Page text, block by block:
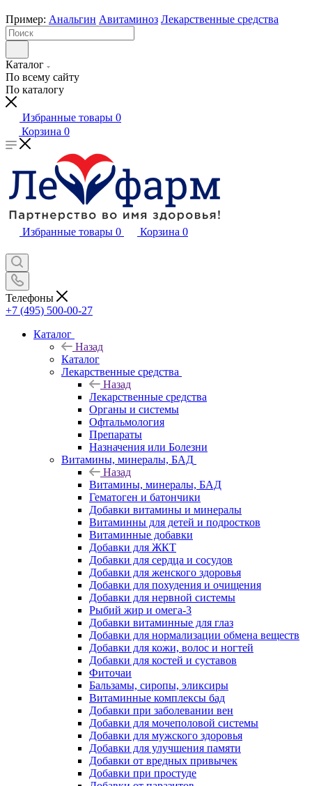
Пример: Анальгин Авитаминоз Лекарственные средства
Каталог
По всему сайту
По каталогу
Избранные товары 0
Корзина 0
Избранные товары 0 Корзина 0
Телефоны
+7 (495) 500-00-27
Каталог
Назад
Каталог
Лекарственные средства
Назад
Лекарственные средства
Органы и системы
Офтальмология
Препараты
Назначения или Болезни
Витамины, минералы, БАД
Назад
Витамины, минералы, БАД
Гематоген и батончики
Добавки витамины и минералы
Витаминны для детей и подростков
Витаминные добавки
Добавки для ЖКТ
Добавки для сердца и сосудов
Добавки для женского здоровья
Добавки для похудения и очищения
Добавки для нервной системы
Рыбий жир и омега-3
Добавки витаминные для глаз
Добавки для нормализации обмена веществ
Добавки для кожи, волос и ногтей
Добавки для костей и суставов
Фиточаи
Бальзамы, сиропы, эликсиры
Витаминные комплексы бад
Добавки при заболевании вен
Добавки для мочеполовой системы
Добавки для мужского здоровья
Добавки для улучшения памяти
Добавки от вредных привычек
Добавки при простуде